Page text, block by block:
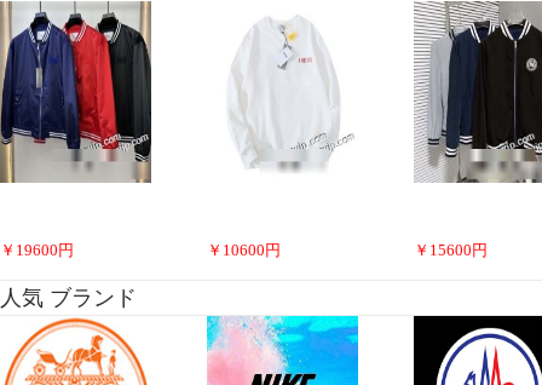
￥ 19600 円 ￥ 10600 円 ￥ 15600 円
人気 ブランド